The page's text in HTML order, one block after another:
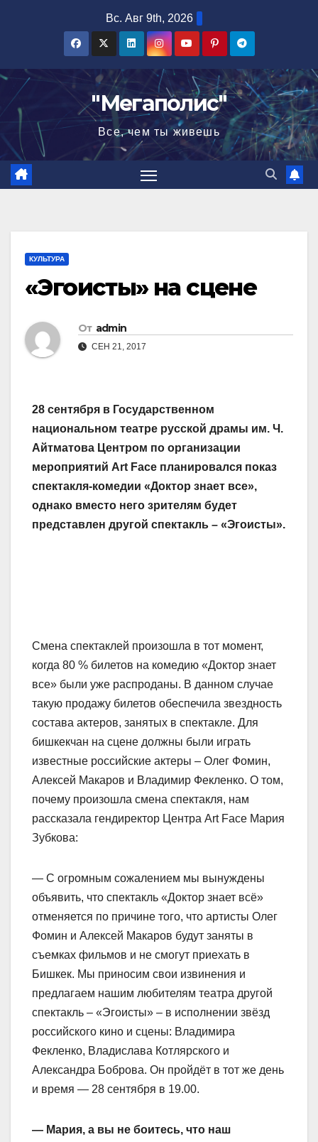
Вс. Авг 9th, 2026
"Мегаполис"
Все, чем ты живешь
КУЛЬТУРА
«Эгоисты» на сцене
От admin
СЕН 21, 2017
28 сентября в Государственном
национальном театре русской драмы им. Ч.
Айтматова Центром по организации
мероприятий Art Face планировался показ
спектакля-комедии «Доктор знает все»,
однако вместо него зрителям будет
представлен другой спектакль – «Эгоисты».
Смена спектаклей произошла в тот момент,
когда 80 % билетов на комедию «Доктор знает
все» были уже распроданы. В данном случае
такую продажу билетов обеспечила звездность
состава актеров, занятых в спектакле. Для
бишкекчан на сцене должны были играть
известные российские актеры – Олег Фомин,
Алексей Макаров и Владимир Фекленко. О том,
почему произошла смена спектакля, нам
рассказала гендиректор Центра Art Face Мария
Зубкова:
— С огромным сожалением мы вынуждены
объявить, что спектакль «Доктор знает всё»
отменяется по причине того, что артисты Олег
Фомин и Алексей Макаров будут заняты в
съемках фильмов и не смогут приехать в
Бишкек. Мы приносим свои извинения и
предлагаем нашим любителям театра другой
спектакль – «Эгоисты» – в исполнении звёзд
российского кино и сцены: Владимира
Фекленко, Владислава Котлярского и
Александра Боброва. Он пройдёт в тот же день
и время — 28 сентября в 19.00.
— Мария, а вы не боитесь, что наш